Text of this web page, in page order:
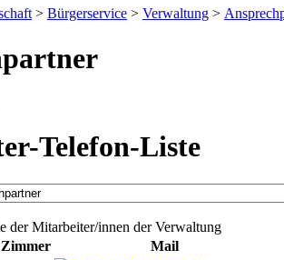
> Bürgerservice > Verwaltung >
Telefon-Liste
der Mitarbeiter/innen der Verwaltung
Zimmer Mail